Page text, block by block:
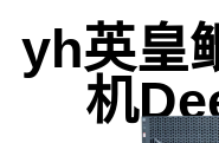
yh英皇
机